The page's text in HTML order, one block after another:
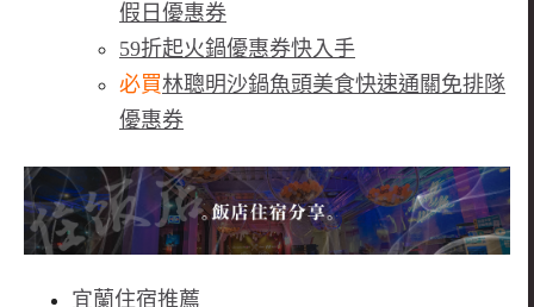
假日優惠券
59折起火鍋優惠券快入手
必買林聰明沙鍋魚頭美食快速通關免排隊
優惠券
宜蘭住宿推薦